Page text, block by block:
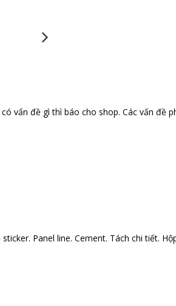
vấn đề gì thì báo cho shop. Các vấn đề
Panel line. Cement. Tách chi tiết.